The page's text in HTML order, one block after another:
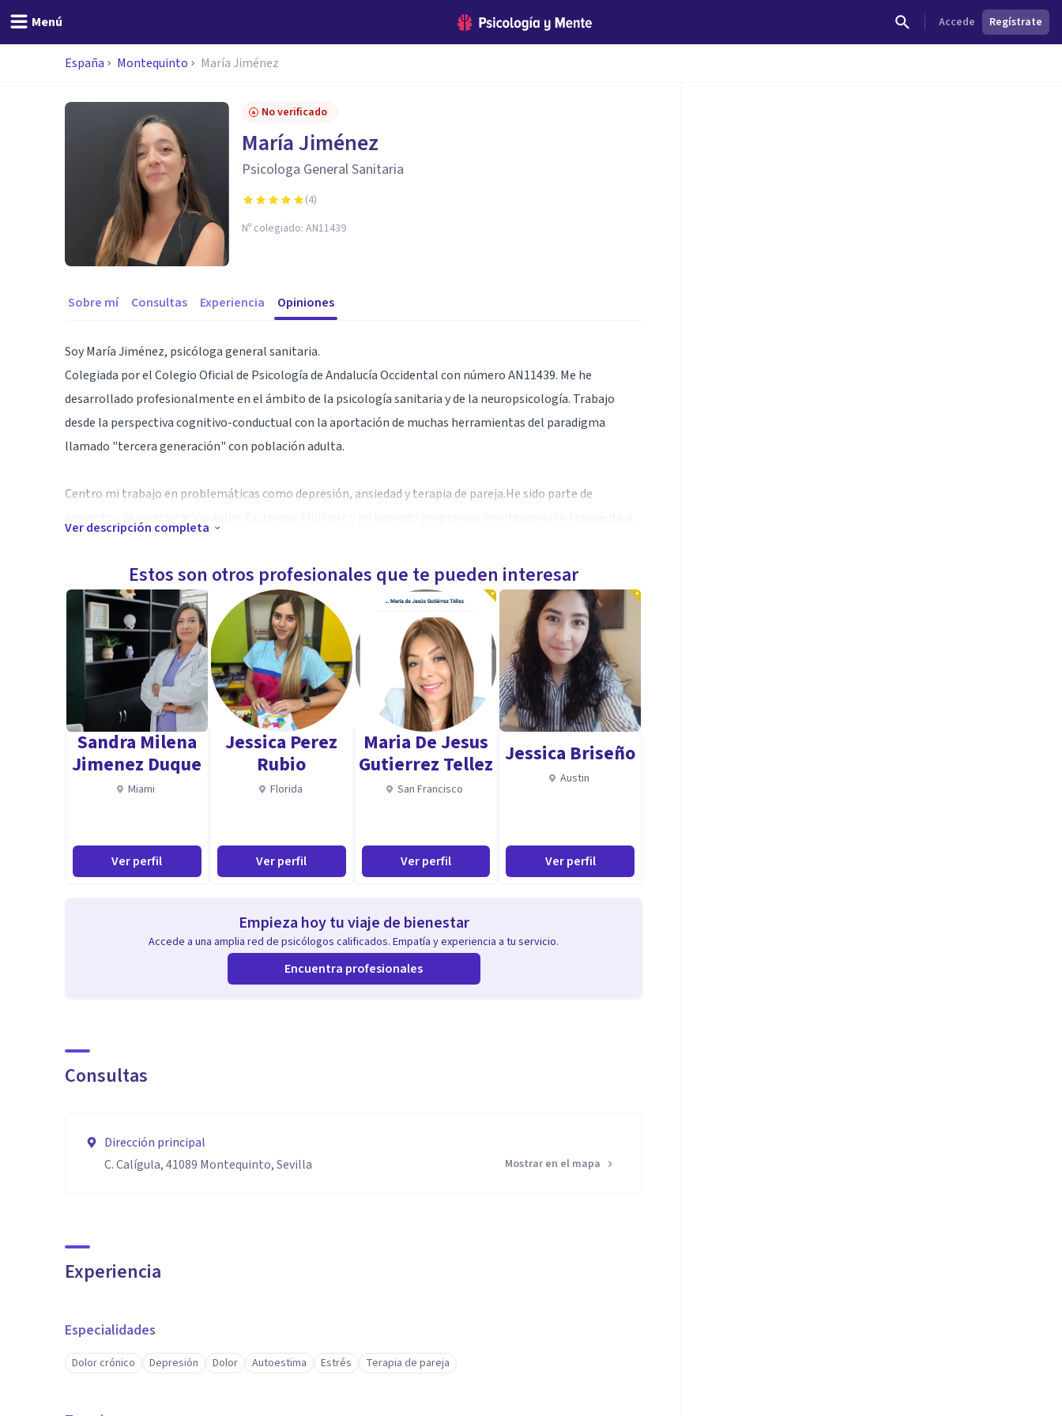
Menú Accede Regístrate
España Montequinto María Jiménez
No verificado
María Jiménez
Psicologa General Sanitaria
(4)
Nº colegiado: AN11439
Sobre mí Consultas Experiencia Opiniones
Soy María Jiménez, psicóloga general sanitaria.
Colegiada por el Colegio Oficial de Psicología de Andalucía Occidental con número AN11439. Me he
desarrollado profesionalmente en el ámbito de la psicología sanitaria y de la neuropsicología. Trabajo
desde la perspectiva cognitivo-conductual con la aportación de muchas herramientas del paradigma
llamado "tercera generación" con población adulta.
Centro mi trabajo en problemáticas como depresión, ansiedad y terapia de pareja.He sido parte de
Me apasiona la psicología, por lo que para mí, significa un gran gusto acompañar a todas las personas que
deciden cambiar y mejorar tanto su salud como su calidad de vida.
Especialidad
Ansiedad
Autoestima
Duelo
Terapia de Pareja
Aptitudes
Resolutiva
Inteligencia emocional
Ver descripción completa
Estos son otros profesionales que te pueden interesar
Sandra Milena
Jimenez Duque
Miami
Ver perfil
Jessica Perez
Rubio
Florida
Ver perfil
Maria De Jesus
Gutierrez Tellez
San Francisco
Ver perfil
Jessica Briseño
Austin
Ver perfil
Empieza hoy tu viaje de bienestar
Accede a una amplia red de psicólogos calificados. Empatía y experiencia a tu servicio.
Encuentra profesionales
Consultas
Dirección principal
C. Calígula, 41089 Montequinto, Sevilla
Mostrar en el mapa
Experiencia
Especialidades
Dolor crónico Depresión Dolor Autoestima Estrés Terapia de pareja